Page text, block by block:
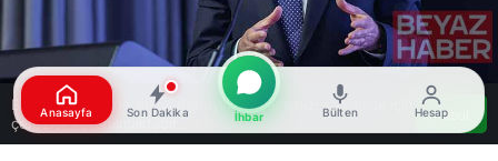
Google'da Abone Ol
Bu web sitesinde en iyi deneyimi yaşamanızı sağlamak için
çerezler kullanılmaktadır.
Kabul
Anasayfa Son Dakika İhbar Bülten Hesap